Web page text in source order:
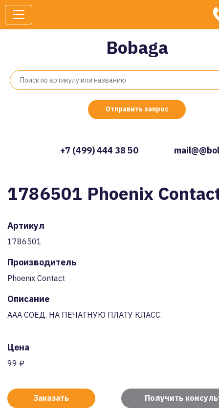
Bobaga
Отправить запрос
+7 (499) 444 38 50
1786501 Phoenix
Артикул
1786501
Производитель
Phoenix Contact
Описание
AAA СОЕД. НА ПЕЧАТНУЮ ПЛАТУ КЛАСС.
Цена
99 ₽
Заказать Получить